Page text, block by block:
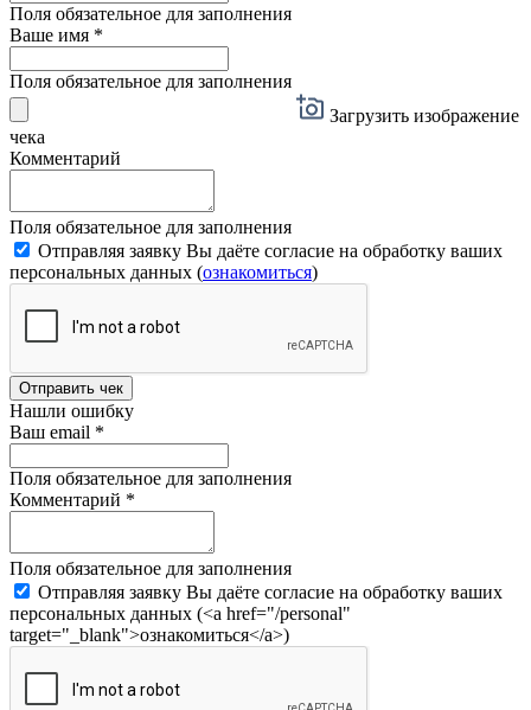
Поля обязательное для заполнения
Ваше имя *
Поля обязательное для заполнения
Загрузить изображение
чека
Комментарий
Поля обязательное для заполнения
Отправляя заявку Вы даёте согласие на обработку ваших
персональных данных (ознакомиться)
Отправить чек
Нашли ошибку
Ваш email *
Поля обязательное для заполнения
Комментарий *
Поля обязательное для заполнения
Отправляя заявку Вы даёте согласие на обработку ваших
персональных данных (<a href="/personal"
target="_blank">ознакомиться</a>)